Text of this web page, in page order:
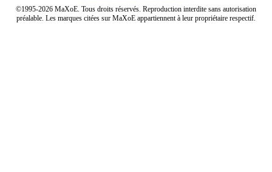
©1995-2026 MaXoE. Tous droits réservés. Reproduction interdite sans autorisation
préalable. Les marques citées sur MaXoE appartiennent à leur propriétaire respectif.